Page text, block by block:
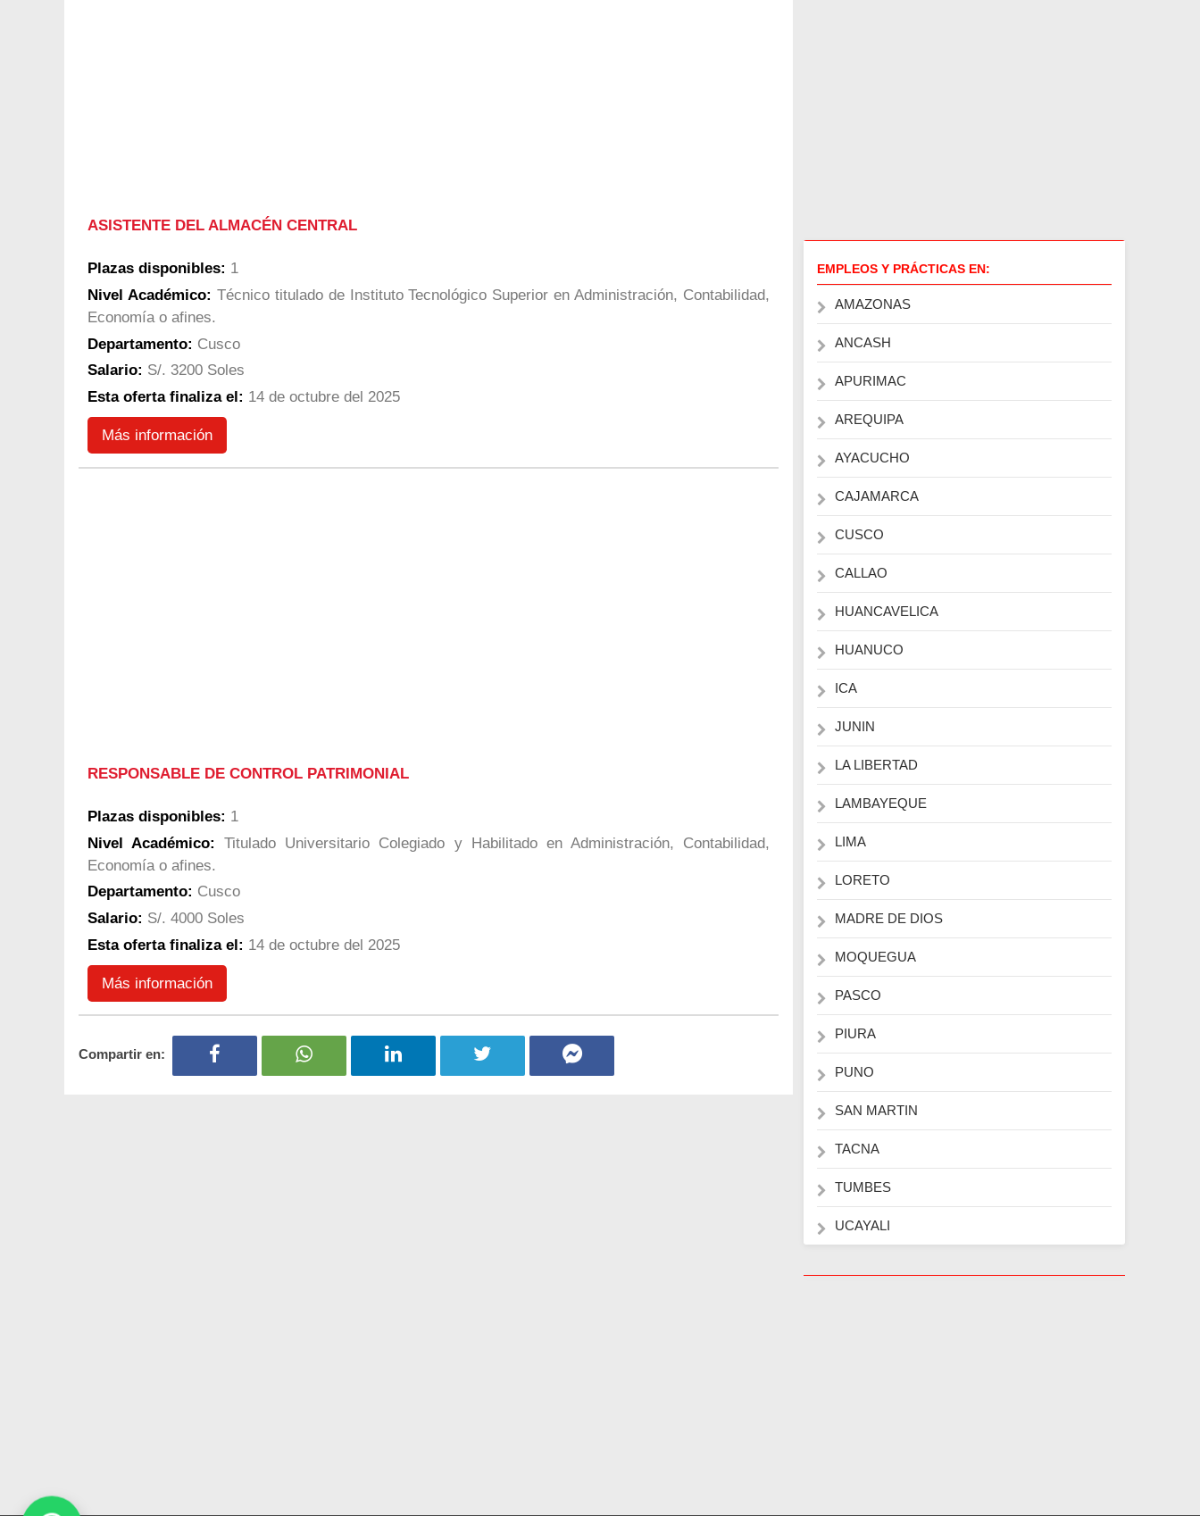
ASISTENTE DEL ALMACÉN CENTRAL
Plazas disponibles: 1
Nivel Académico: Técnico titulado de Instituto Tecnológico Superior en Administración, Contabilidad,
Economía o afines.
Departamento: Cusco
Salario: S/. 3200 Soles
Esta oferta finaliza el: 14 de octubre del 2025
Más información
RESPONSABLE DE CONTROL PATRIMONIAL
Plazas disponibles: 1
Nivel Académico:
Titulado Universitario Colegiado y Habilitado en Administración, Contabilidad,
Economía o afines.
Departamento: Cusco
Salario: S/. 4000 Soles
Esta oferta finaliza el: 14 de octubre del 2025
Más información
Compartir en:
EMPLEOS Y PRÁCTICAS EN:
AMAZONAS
ANCASH
APURIMAC
AREQUIPA
AYACUCHO
CAJAMARCA
CUSCO
CALLAO
HUANCAVELICA
HUANUCO
ICA
JUNIN
LA LIBERTAD
LAMBAYEQUE
LIMA
LORETO
MADRE DE DIOS
MOQUEGUA
PASCO
PIURA
PUNO
SAN MARTIN
TACNA
TUMBES
UCAYALI